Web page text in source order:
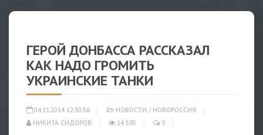
ГЕРОЙ ДОНБАССА РАССКАЗАЛ
КАК НАДО ГРОМИТЬ
УКРАИНСКИЕ ТАНКИ
04.11.2014 12:30:58 НОВОСТИ / НОВОРОССИЯ
НИКИТА СИДОРОВ
14 585 9